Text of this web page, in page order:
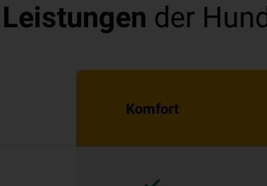
der
Komfort